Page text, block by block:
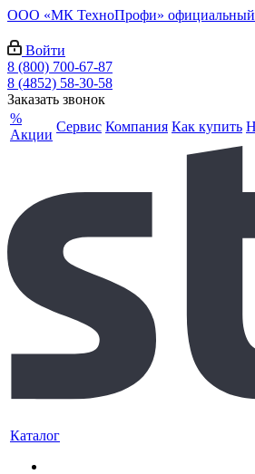
ООО «МК ТехноПрофи» официальный
Войти
8 (800) 700-67-87
8 (4852) 58-30-58
Заказать звонок
%
Акции
Сервис Компания Как купить
Каталог